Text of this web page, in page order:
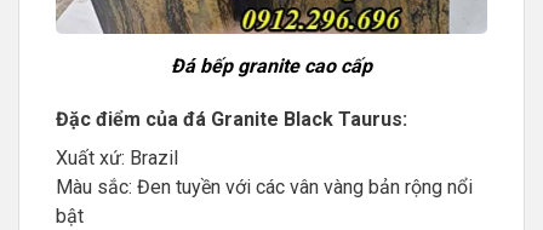
Đá bếp granite cao cấp
Đặc điểm của đá Granite Black Taurus:
Xuất xứ: Brazil
Màu sắc: Đen tuyền với các vân vàng bản rộng nổi
bật